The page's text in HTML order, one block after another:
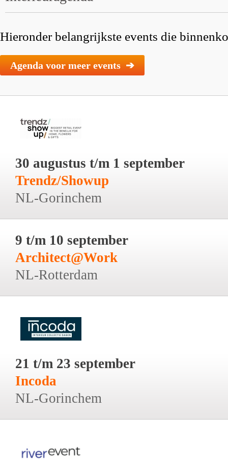
Hieronder belangrijkste events die
Agenda voor meer events ➔
30 augustus t/m 1 september
Trendz/Showup
NL-Gorinchem
9 t/m 10 september
Architect@Work
NL-Rotterdam
21 t/m 23 september
Incoda
NL-Gorinchem